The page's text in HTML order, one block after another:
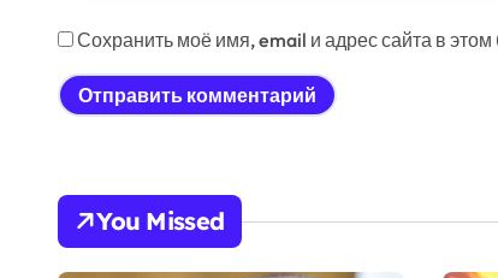
Сохранить моё имя, email и адрес сайта в
You Missed